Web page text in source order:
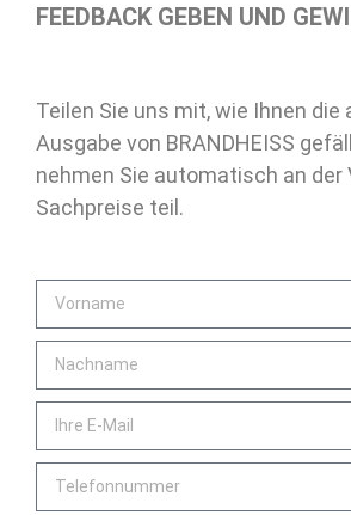
FEEDBACK GEBEN UND
Teilen Sie uns mit, wie Ihnen die
Ausgabe von BRANDHEISS
nehmen Sie automatisch an der
Sachpreise teil.